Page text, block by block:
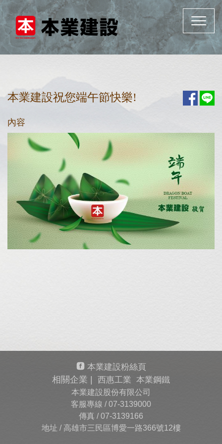
Toggle
本業建設祝您端午節快樂!
內容
本業建設粉絲頁
相關企業 | 西惠工業 本業鋼鐵
本業建設股份有限公司
客服專線 /07-3139000
傳真 /07-3139166
地址 / 高雄市三民區博愛一路366號12樓